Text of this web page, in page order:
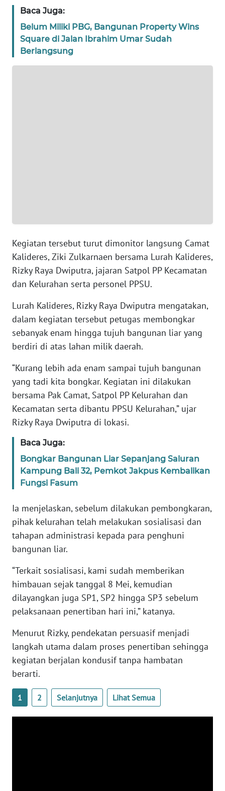
Baca Juga:
Belum Miliki PBG, Bangunan Property Wins
Square di Jalan Ibrahim Umar Sudah
Berlangsung
Kegiatan tersebut turut dimonitor langsung Camat
Kalideres, Ziki Zulkarnaen bersama Lurah Kalideres,
Rizky Raya Dwiputra, jajaran Satpol PP Kecamatan
dan Kelurahan serta personel PPSU.
Lurah Kalideres, Rizky Raya Dwiputra mengatakan,
dalam kegiatan tersebut petugas membongkar
sebanyak enam hingga tujuh bangunan liar yang
berdiri di atas lahan milik daerah.
“Kurang lebih ada enam sampai tujuh bangunan
yang tadi kita bongkar. Kegiatan ini dilakukan
bersama Pak Camat, Satpol PP Kelurahan dan
Kecamatan serta dibantu PPSU Kelurahan,” ujar
Rizky Raya Dwiputra di lokasi.
Baca Juga:
Bongkar Bangunan Liar Sepanjang Saluran
Kampung Bali 32, Pemkot Jakpus Kembalikan
Fungsi Fasum
Ia menjelaskan, sebelum dilakukan pembongkaran,
pihak kelurahan telah melakukan sosialisasi dan
tahapan administrasi kepada para penghuni
bangunan liar.
“Terkait sosialisasi, kami sudah memberikan
himbauan sejak tanggal 8 Mei, kemudian
dilayangkan juga SP1, SP2 hingga SP3 sebelum
pelaksanaan penertiban hari ini,” katanya.
Menurut Rizky, pendekatan persuasif menjadi
langkah utama dalam proses penertiban sehingga
kegiatan berjalan kondusif tanpa hambatan
berarti.
1 2 Selanjutnya Lihat Semua
SUMUT
JAKARTA
WN
PAPUA
WN
BARAT
WN
SERAMBI
JAMBI
WN
WN
NTB
WN
SULTENG
WN
WN
BABEL
SUMBAR
WN
SUMSEL
WN